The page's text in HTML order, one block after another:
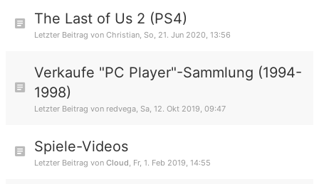
The Last of Us 2 (PS4)
Letzter Beitrag von Christian, So, 21. Jun 2020, 13:56
Verkaufe "PC Player"-Sammlung (1994-
1998)
Letzter Beitrag von redvega, Sa, 12. Okt 2019, 09:47
Spiele-Videos
Letzter Beitrag von Cloud, Fr, 1. Feb 2019, 14:55